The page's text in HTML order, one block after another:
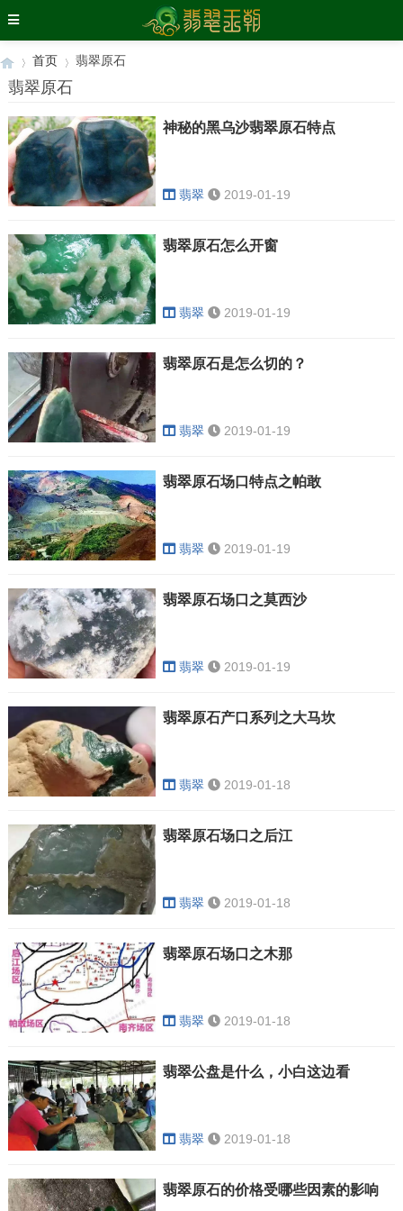
›
首页
›
翡翠原石
翡翠原石
神秘的黑乌沙翡翠原石特点
翡翠 2019-01-19
翡翠原石怎么开窗
翡翠 2019-01-19
翡翠原石是怎么切的？
翡翠 2019-01-19
翡翠原石场口特点之帕敢
翡翠 2019-01-19
翡翠原石场口之莫西沙
翡翠 2019-01-19
翡翠原石产口系列之大马坎
翡翠 2019-01-18
翡翠原石场口之后江
翡翠 2019-01-18
翡翠原石场口之木那
翡翠 2019-01-18
翡翠公盘是什么，小白这边看
翡翠 2019-01-18
翡翠原石的价格受哪些因素的影响